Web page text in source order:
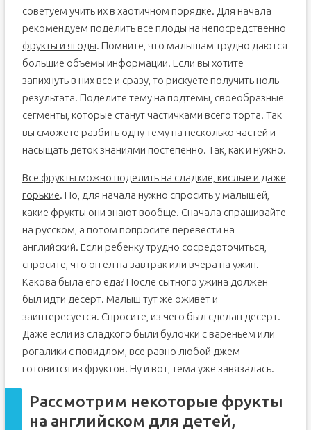
советуем учить их в хаотичном порядке. Для начала
рекомендуем поделить все плоды на непосредственно
фрукты и ягоды. Помните, что малышам трудно даются
большие объемы информации. Если вы хотите
запихнуть в них все и сразу, то рискуете получить ноль
результата. Поделите тему на подтемы, своеобразные
сегменты, которые станут частичками всего торта. Так
вы сможете разбить одну тему на несколько частей и
насыщать деток знаниями постепенно. Так, как и нужно.
Все фрукты можно поделить на сладкие, кислые и даже
горькие. Но, для начала нужно спросить у малышей,
какие фрукты они знают вообще. Сначала спрашивайте
на русском, а потом попросите перевести на
английский. Если ребенку трудно сосредоточиться,
спросите, что он ел на завтрак или вчера на ужин.
Какова была его еда? После сытного ужина должен
был идти десерт. Малыш тут же оживет и
заинтересуется. Спросите, из чего был сделан десерт.
Даже если из сладкого были булочки с вареньем или
рогалики с повидлом, все равно любой джем
готовится из фруктов. Ну и вот, тема уже завязалась.
Рассмотрим некоторые фрукты
на английском для детей,